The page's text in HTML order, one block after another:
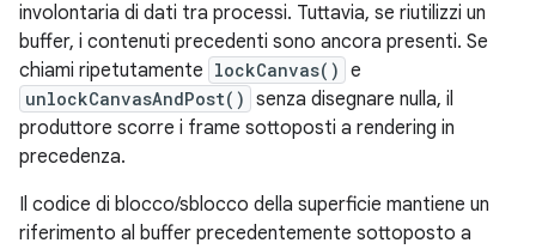
involontaria di dati tra processi. Tuttavia, se riutilizzi un
buffer, i contenuti precedenti sono ancora presenti. Se
chiami ripetutamente lockCanvas() e
unlockCanvasAndPost() senza disegnare nulla, il
produttore scorre i frame sottoposti a rendering in
precedenza.
Il codice di blocco/sblocco della superficie mantiene un
riferimento al buffer precedentemente sottoposto a